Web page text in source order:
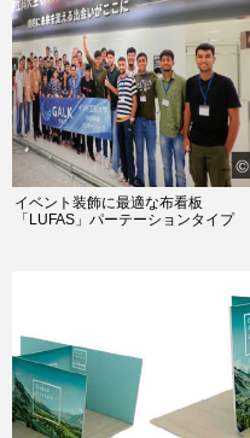
イベント装飾に最適な布看板
「LUFAS」パーテーションタイプ